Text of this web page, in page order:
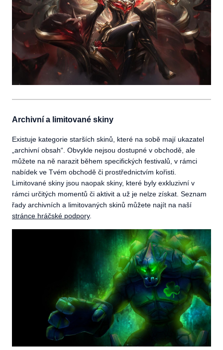
Archivní a limitované skiny
Existuje kategorie starších skinů, které na sobě mají ukazatel
„archivní obsah“. Obvykle nejsou dostupné v obchodě, ale
můžete na ně narazit během specifických festivalů, v rámci
nabídek ve Tvém obchodě či prostřednictvím kořisti.
Limitované skiny jsou naopak skiny, které byly exkluzivní v
rámci určitých momentů či aktivit a už je nelze získat. Seznam
řady archivních a limitovaných skinů můžete najít na naší
stránce hráčské podpory.